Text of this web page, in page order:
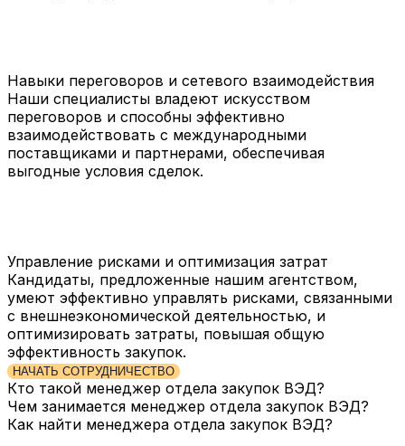
Навыки переговоров и сетевого взаимодействия
Наши специалисты владеют искусством
переговоров и способны эффективно
взаимодействовать с международными
поставщиками и партнерами, обеспечивая
выгодные условия сделок.
Управление рисками и оптимизация затрат
Кандидаты, предложенные нашим агентством,
умеют эффективно управлять рисками, связанными
с внешнеэкономической деятельностью, и
оптимизировать затраты, повышая общую
эффективность закупок.
НАЧАТЬ СОТРУДНИЧЕСТВО
Кто такой менеджер отдела закупок ВЭД?
Чем занимается менеджер отдела закупок ВЭД?
Как найти менеджера отдела закупок ВЭД?